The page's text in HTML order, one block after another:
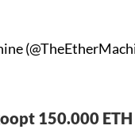
150.000